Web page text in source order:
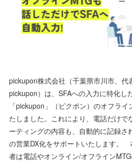
pickupon株式会社（千葉県市川市、代
pickupon）は、SFAへの入力に特化し
「pickupon」（ピクポン）のオフラ
たしました。これにより、電話だけで
ーティングの内容も、自動的に記録さ
の営業DX化をサポートいたします。
者は電話やオンライン/オフライン